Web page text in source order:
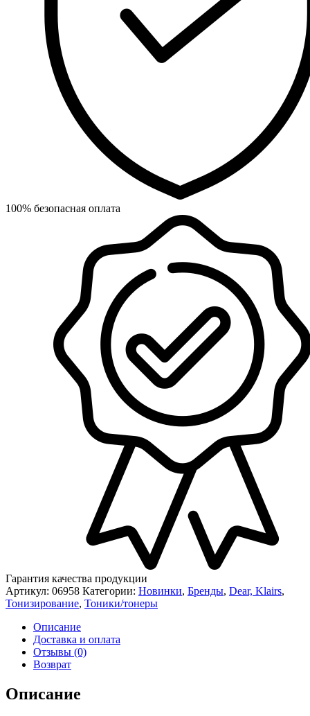
100% безопасная оплата
Гарантия качества продукции
Артикул: 06958 Категории: Новинки, Бренды, Dear, Klairs,
Тонизирование, Тоники/тонеры
Описание
Доставка и оплата
Отзывы (0)
Возврат
Описание